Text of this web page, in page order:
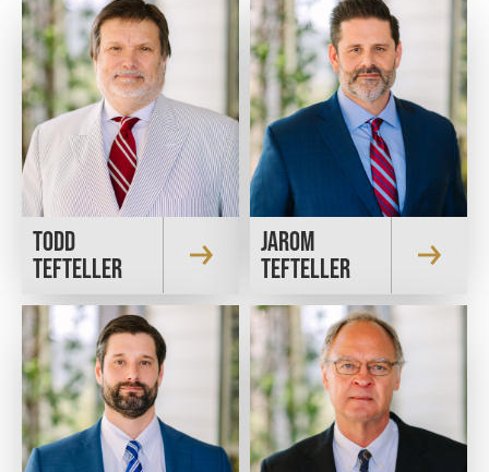
TODD
TEFTELLER
JAROM
TEFTELLER